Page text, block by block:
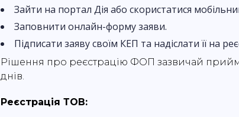
Зайти на портал Дія або скористатися
Заповнити онлайн-форму заяви.
Підписати заяву своїм КЕП та надіслати її на
Рішення про реєстрацію ФОП зазвичай
днів.
Реєстрація ТОВ: